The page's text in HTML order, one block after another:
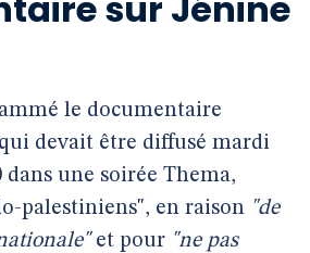
Boutique
le documentaire
devait être diffusé mardi
dans une soirée Thema,
palestiniens", en raison "de
et pour "ne pas